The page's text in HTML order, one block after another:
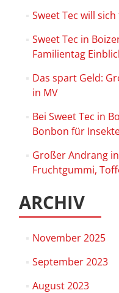
Sweet Tec will
Sweet Tec in
Familientag
Das spart Geld:
in MV
Bei Sweet Tec in
Bonbon für
Großer Andrang
Fruchtgummi,
ARCHIV
November 2025
September 2023
August 2023